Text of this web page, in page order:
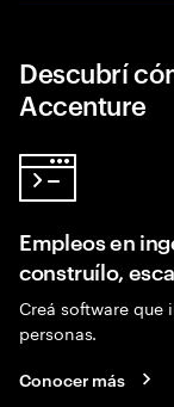
Descubrí
Accenture
Empleos en
construílo,
Creá software que
personas.
Conocer más